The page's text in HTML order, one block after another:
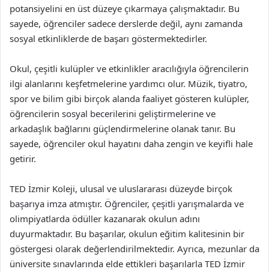
potansiyelini en üst düzeye çıkarmaya çalışmaktadır. Bu
sayede, öğrenciler sadece derslerde değil, aynı zamanda
sosyal etkinliklerde de başarı göstermektedirler.
Okul, çeşitli kulüpler ve etkinlikler aracılığıyla öğrencilerin
ilgi alanlarını keşfetmelerine yardımcı olur. Müzik, tiyatro,
spor ve bilim gibi birçok alanda faaliyet gösteren kulüpler,
öğrencilerin sosyal becerilerini geliştirmelerine ve
arkadaşlık bağlarını güçlendirmelerine olanak tanır. Bu
sayede, öğrenciler okul hayatını daha zengin ve keyifli hale
getirir.
TED İzmir Koleji, ulusal ve uluslararası düzeyde birçok
başarıya imza atmıştır. Öğrenciler, çeşitli yarışmalarda ve
olimpiyatlarda ödüller kazanarak okulun adını
duyurmaktadır. Bu başarılar, okulun eğitim kalitesinin bir
göstergesi olarak değerlendirilmektedir. Ayrıca, mezunlar da
üniversite sınavlarında elde ettikleri başarılarla TED İzmir